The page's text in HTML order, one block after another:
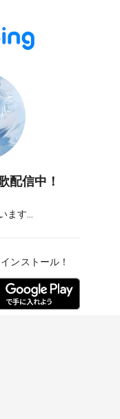
配信中！
ます...
ンストール！